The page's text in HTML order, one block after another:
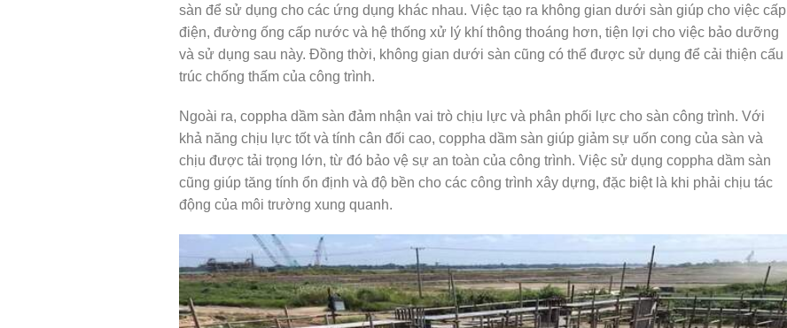
sàn để sử dụng cho các ứng dụng khác nhau. Việc tạo ra không gian dưới sàn giúp cho việc cấp
điện, đường ống cấp nước và hệ thống xử lý khí thông thoáng hơn, tiện lợi cho việc bảo dưỡng
và sử dụng sau này. Đồng thời, không gian dưới sàn cũng có thể được sử dụng để cải thiện cấu
trúc chống thấm của công trình.
Ngoài ra, coppha dầm sàn đảm nhận vai trò chịu lực và phân phối lực cho sàn công trình. Với
khả năng chịu lực tốt và tính cân đối cao, coppha dầm sàn giúp giảm sự uốn cong của sàn và
chịu được tải trọng lớn, từ đó bảo vệ sự an toàn của công trình. Việc sử dụng coppha dầm sàn
cũng giúp tăng tính ổn định và độ bền cho các công trình xây dựng, đặc biệt là khi phải chịu tác
động của môi trường xung quanh.